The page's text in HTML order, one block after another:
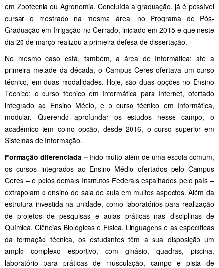
em Zootecnia ou Agronomia. Concluída a graduação, já é possível
cursar o mestrado na mesma área, no Programa de Pós-
Graduação em Irrigação no Cerrado, iniciado em 2015 e que neste
dia 20 de março realizou a primeira defesa de dissertação.
No mesmo caso está, também, a área de Informática: até a
primeira metade da década, o Campus Ceres ofertava um curso
técnico, em duas modalidades. Hoje, são duas opções no Ensino
Técnico: o curso técnico em Informática para Internet, ofertado
integrado ao Ensino Médio, e o curso técnico em Informática,
modular. Querendo aprofundar os estudos nesse campo, o
acadêmico tem como opção, desde 2016, o curso superior em
Sistemas de Informação.
Formação diferenciada – Indo muito além de uma escola comum,
os cursos integrados ao Ensino Médio ofertados pelo Campus
Ceres – e pelos demais Institutos Federais espalhados pelo país –
extrapolam o ensino de sala de aula em muitos aspectos. Além da
estrutura investida na unidade, como laboratórios para realização
de projetos de pesquisas e aulas práticas nas disciplinas de
Química, Ciências Biológicas e Física, Linguagens e as específicas
da formação técnica, os estudantes têm a sua disposição um
amplo complexo esportivo, com ginásio, quadras, piscina,
laboratório para práticas de musculação, campo e pista de